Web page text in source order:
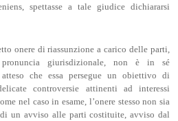
spettasse a tale giudice dichiararsi
onere di riassunzione a carico delle parti,
giurisdizionale, non è in sé
che essa persegue un obiettivo di
controversie attinenti ad interessi
nel caso in esame, l’onere stesso non sia
un avviso alle parti costituite, avviso dal